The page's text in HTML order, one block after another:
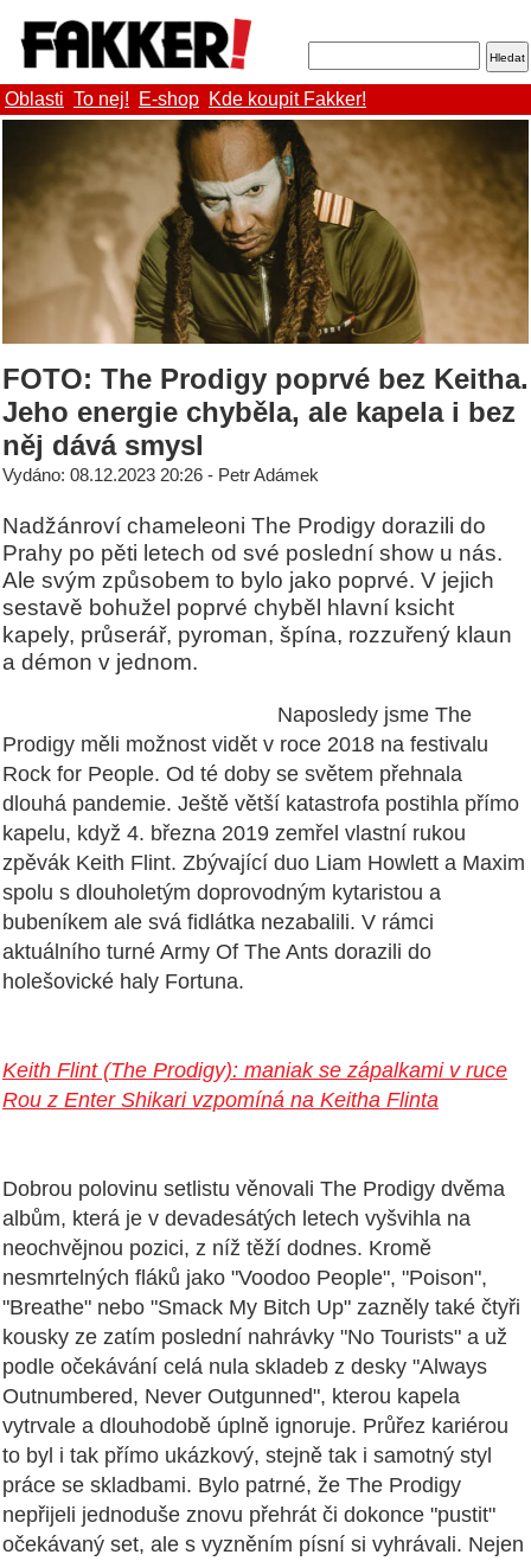
Oblasti To nej! E-shop Kde koupit Fakker!
FOTO: The Prodigy poprvé bez Keitha.
Jeho energie chyběla, ale kapela i bez
něj dává smysl
Vydáno: 08.12.2023 20:26 - Petr Adámek
Nadžánroví chameleoni The Prodigy dorazili do
Prahy po pěti letech od své poslední show u nás.
Ale svým způsobem to bylo jako poprvé. V jejich
sestavě bohužel poprvé chyběl hlavní ksicht
kapely, průserář, pyroman, špína, rozzuřený klaun
a démon v jednom.
Naposledy jsme The
Prodigy měli možnost vidět v roce 2018 na festivalu
Rock for People. Od té doby se světem přehnala
dlouhá pandemie. Ještě větší katastrofa postihla přímo
kapelu, když 4. března 2019 zemřel vlastní rukou
zpěvák Keith Flint. Zbývající duo Liam Howlett a Maxim
spolu s dlouholetým doprovodným kytaristou a
bubeníkem ale svá fidlátka nezabalili. V rámci
aktuálního turné Army Of The Ants dorazili do
holešovické haly Fortuna.
Keith Flint (The Prodigy): maniak se zápalkami v ruce
Rou z Enter Shikari vzpomíná na Keitha Flinta
Dobrou polovinu setlistu věnovali The Prodigy dvěma
albům, která je v devadesátých letech vyšvihla na
neochvějnou pozici, z níž těží dodnes. Kromě
nesmrtelných fláků jako "Voodoo People", "Poison",
"Breathe" nebo "Smack My Bitch Up" zazněly také čtyři
kousky ze zatím poslední nahrávky "No Tourists" a už
podle očekávání celá nula skladeb z desky "Always
Outnumbered, Never Outgunned", kterou kapela
vytrvale a dlouhodobě úplně ignoruje. Průřez kariérou
to byl i tak přímo ukázkový, stejně tak i samotný styl
práce se skladbami. Bylo patrné, že The Prodigy
nepřijeli jednoduše znovu přehrát či dokonce "pustit"
očekávaný set, ale s vyzněním písní si vyhrávali. Nejen